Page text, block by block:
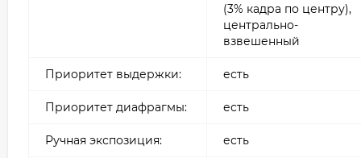
(3% кадра по центру),
центрально-
взвешенный
Приоритет выдержки: есть
Приоритет диафрагмы: есть
Ручная экспозиция: есть